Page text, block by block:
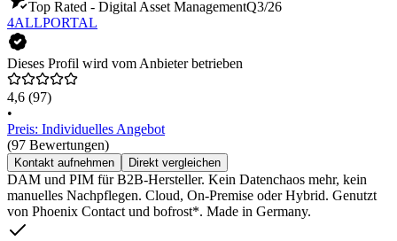
Top Rated - Digital Asset ManagementQ3/26
4ALLPORTAL
Dieses Profil wird vom Anbieter betrieben
4,6 (97)
•
Preis: Individuelles Angebot
(97 Bewertungen)
Kontakt aufnehmen Direkt vergleichen
DAM und PIM für B2B-Hersteller. Kein Datenchaos mehr, kein
manuelles Nachpflegen. Cloud, On-Premise oder Hybrid. Genutzt
von Phoenix Contact und bofrost*. Made in Germany.